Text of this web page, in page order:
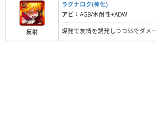
反射
ラグナロク(神化)
アビ： AGB/木耐性+ADW
爆発で友情を誘発しつつSSでダメ